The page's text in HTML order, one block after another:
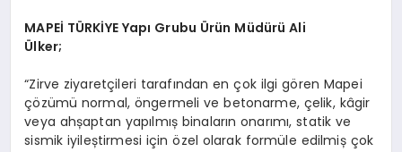
MAPEİ TÜRKİYE Yapı Grubu Ürün Müdürü Ali
Ülker;
“Zirve ziyaretçileri tarafından en çok ilgi gören Mapei
çözümü normal, öngermeli ve betonarme, çelik, kâgir
veya ahșaptan yapılmıș binaların onarımı, statik ve
sismik iyileștirmesi için özel olarak formüle edilmiș çok